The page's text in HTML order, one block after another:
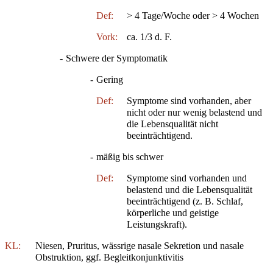
Def: > 4 Tage/Woche oder > 4 Wochen
Vork: ca. 1/3 d. F.
- Schwere der Symptomatik
- Gering
Def:
Symptome sind vorhanden, aber
nicht oder nur wenig belastend und
die Lebensqualität nicht
beeinträchtigend.
- mäßig bis schwer
Def:
Symptome sind vorhanden und
belastend und die Lebensqualität
beeinträchtigend (z. B. Schlaf,
körperliche und geistige
Leistungskraft).
KL:
Niesen, Pruritus, wässrige nasale Sekretion und nasale
Obstruktion, ggf. Begleitkonjunktivitis